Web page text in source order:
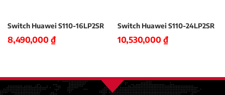
Switch Huawei S110-16LP2SR
8,490,000₫
Switch Huawei S110-24LP2SR
10,530,000₫